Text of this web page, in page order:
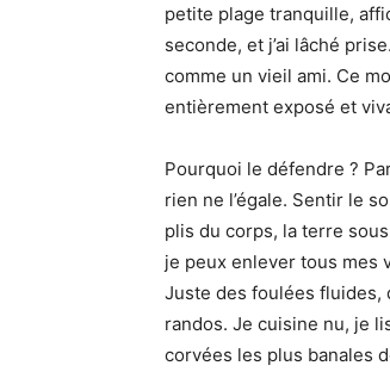
petite plage tranquille,
seconde, et j’ai lâché
comme un vieil ami. Ce
entièrement exposé et
Pourquoi le défendre ?
rien ne l’égale. Sentir le
plis du corps, la terre
je peux enlever tous mes
Juste des foulées fluides,
randos. Je cuisine nu, je
corvées les plus banales